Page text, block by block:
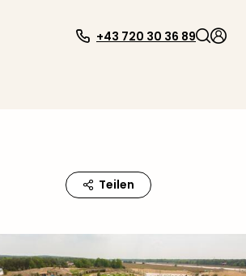
+43 720 30 36 89
Teilen